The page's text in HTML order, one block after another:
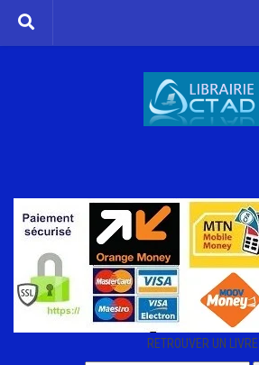
Skip to content
RETROUVER UN LIVRE